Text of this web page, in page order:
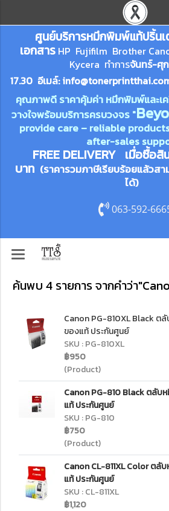
ศูนย์บริการหมึกพิมพ์แท้ปริ้น
เอกสาร HP Fujifilm Brother
Kycera ทำการจันทร์-ศุ
17.30 อีเมล์:info@tonerprin
คุณภาพดี ราคาคุ้มค่า หมึกพิมพ์และเ
วางใจพร้อมบริการครบวงจร "
provide care – reliable
after-sales
FREE DELIVERY เมื่อซื้อ
บาท (ราคารวมภาษีเรียบร้อยแล้วส
ได้)
063-592-
ค้นพบ 4 รายการ จากคำว่า
Canon PG-810XL Black ต
ของแท้ ประกันศูนย์
SKU : PG-810XL
฿950
(Product)
Canon PG-810 Black ตลับ
แท้ ประกันศูนย์
SKU : PG-810
฿750
(Product)
Canon CL-811XL Color ตลั
แท้ ประกันศูนย์
SKU : CL-811XL
฿1,120